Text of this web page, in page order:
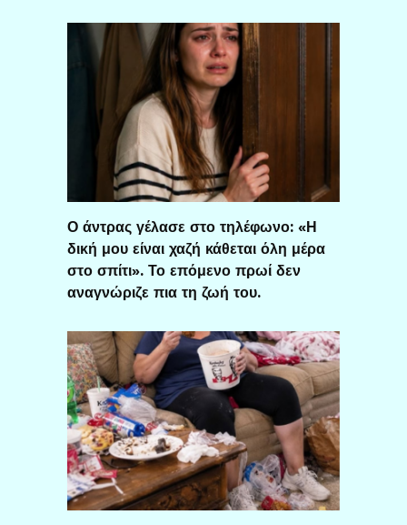
Ο άντρας γέλασε στο τηλέφωνο: «Η
δική μου είναι χαζή κάθεται όλη μέρα
στο σπίτι». Το επόμενο πρωί δεν
αναγνώριζε πια τη ζωή του.